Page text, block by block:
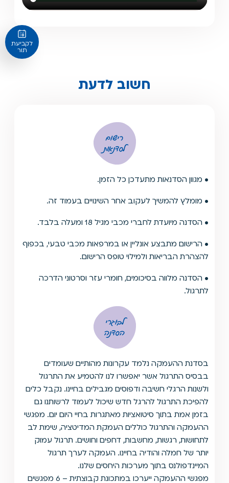
לקביעת
תור
חשוב לדעת
רישום
לסדנאות
• מגוון הסדנאות מתעדכן כל הזמן.
• מומלץ להמשיך לעקוב אחר השינויים בעמוד זה.
• הסדנה מיועדת לחברי מכבי מגיל 18 ומעלה בלבד.
• הרישום מתבצע אונליין או במרפאות מכבי טבעי, בכפוף
להצהרת הבריאות ולמילוי טופס הרישום.
• הסדנה מלווה בסיכומים, חומרי עזר וסרטוני הדרכה
לתרגול.
לבוגרי
הסדנה
בסדנת ההעמקה נלמד עקרונות מהותיים שעומדים
בבסיס התרגול אשר יאפשרו לנו להטמיע את התרגול
ולשנות הרגלי חשיבה ודפוסים מגבילים בחיינו. נקבל כלים
להפיכת התרגול להרגל חדש שיכול לעמוד לרשותנו גם
בזמן אמת בתוך סיטואציות מאתגרות בחיי היום יום. מפגשי
ההעמקה והתרגול כוללים העמקת המדיטציה, שימת לב
לתחושות, רגשות, מחשבות, דחפים וחושים. תרגול עמוק
יותר של חמלה והודיה בחיינו. העמקה לערך תרגול
המיינדפולנס בתוך מערכות היחסים שלנו.
מפגשי ההעמקה ייערכו במתכונת קבוצתית – 6 מפגשים